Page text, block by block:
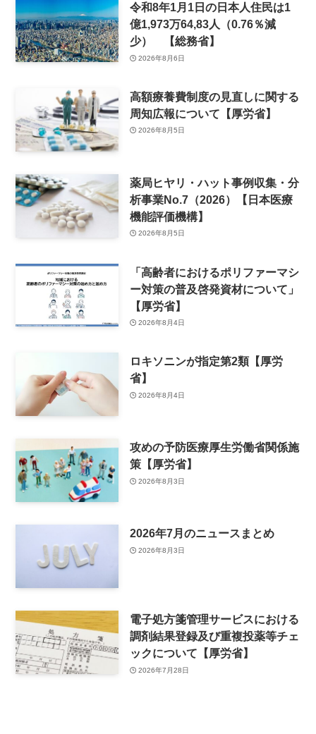
令和8年1月1日の日本人住民は1
億1,973万64,83人（0.76％減
少） 【総務省】
2026年8月6日
高額療養費制度の見直しに関する
周知広報について【厚労省】
2026年8月5日
薬局ヒヤリ・ハット事例収集・分
析事業No.7（2026）【日本医療
機能評価機構】
2026年8月5日
「高齢者におけるポリファーマシ
ー対策の普及啓発資材について」
【厚労省】
2026年8月4日
ロキソニンが指定第2類【厚労
省】
2026年8月4日
攻めの予防医療厚生労働省関係施
策【厚労省】
2026年8月3日
2026年7月のニュースまとめ
2026年8月3日
電子処方箋管理サービスにおける
調剤結果登録及び重複投薬等チェ
ックについて【厚労省】
2026年7月28日